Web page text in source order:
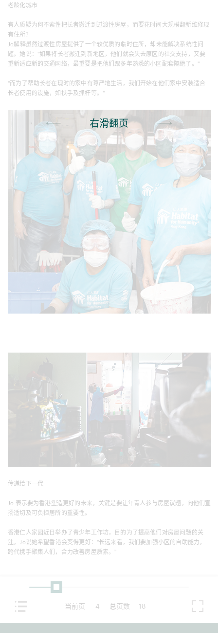
老龄化城市
有人质疑为何不索性把长者搬迁到过渡性房屋，而要花时间大规模翻新维修现
有住所?
Jo解释虽然过渡性房屋提供了一个较优质的临时住所，却未能解决系统性问
题。她说："如果将长者搬迁到新地区，他们就会失去原区的社交支持，又要
重新适应新的交通网络，最重要是把他们跟多年熟悉的小区配套隔絶了。"
"而为了帮助长者在现时的家中有尊严地生活，我们开始在他们家中安装适合
长者使用的设施，如扶手及抓杆等。"
传递给下一代
Jo 表示要为香港塑造更好的未来，关键是要让年青人参与房屋议题，向他们宣
扬适切及可负担居所的重要性。
香港仁人家园近日举办了青少年工作坊，目的为了提高他们对房屋问题的关
注。Jo说她希望香港会变得更好："长远来看，我们要加强小区的自助能力，
跨代携手聚集人们，合力改善房屋质素。"
当前页 4 总页数 18
右滑翻页